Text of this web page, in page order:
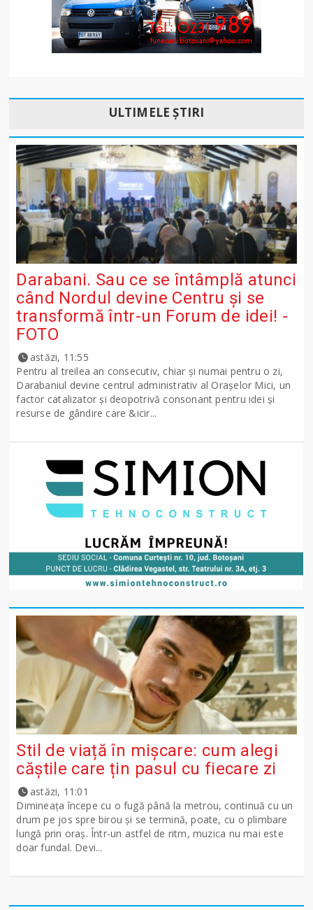
ULTIMELE ȘTIRI
Darabani. Sau ce se întâmplă atunci
când Nordul devine Centru și se
transformă într-un Forum de idei! -
FOTO
astăzi, 11:55
Pentru al treilea an consecutiv, chiar și numai pentru o zi,
Darabaniul devine centrul administrativ al Orașelor Mici, un
factor catalizator și deopotrivă consonant pentru idei și
resurse de gândire care &icir...
Stil de viață în mișcare: cum alegi
căștile care țin pasul cu fiecare zi
astăzi, 11:01
Dimineața începe cu o fugă până la metrou, continuă cu un
drum pe jos spre birou și se termină, poate, cu o plimbare
lungă prin oraș. Într-un astfel de ritm, muzica nu mai este
doar fundal. Devi...